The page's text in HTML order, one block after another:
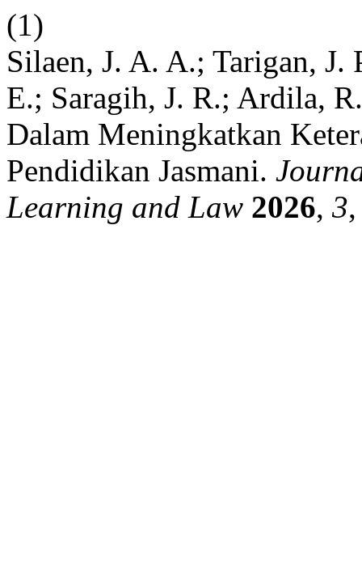
(1)
Silaen, J. A. A.; Tarigan, J.
E.; Saragih, J. R.; Ardila,
Dalam Meningkatkan
Pendidikan Jasmani.
Learning and Law 2026, 3